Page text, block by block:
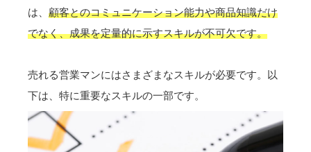
は、 顧客とのコミュニケーション能力や商品知識だけ
でなく、成果を定量的に示すスキルが不可欠です。
売れる営業マンにはさまざまなスキルが必要です。以
下は、特に重要なスキルの一部です。